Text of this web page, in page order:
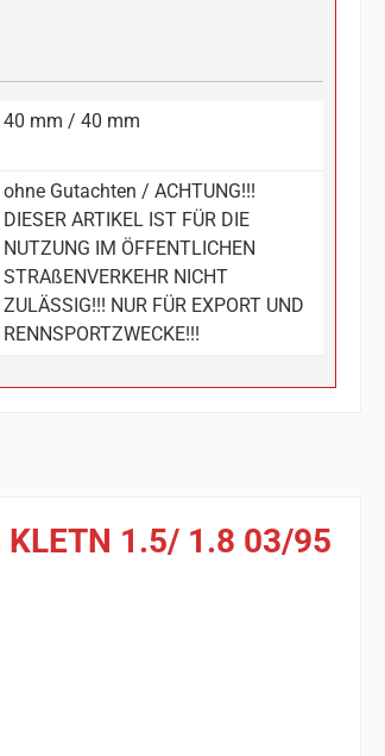
40 mm / 40 mm
ohne Gutachten / ACHTUNG!!!
DIESER ARTIKEL IST FÜR DIE
NUTZUNG IM ÖFFENTLICHEN
STRAßENVERKEHR NICHT
ZULÄSSIG!!! NUR FÜR EXPORT UND
RENNSPORTZWECKE!!!
1.5/ 1.8 03/95